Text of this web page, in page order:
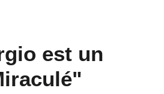
est un